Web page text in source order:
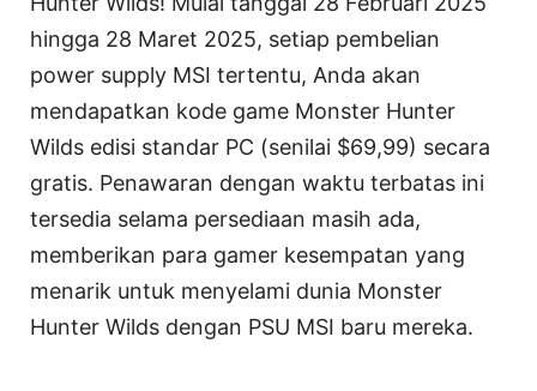
hingga 28 Maret 2025, setiap pembelian
power supply MSI tertentu, Anda akan
mendapatkan kode game Monster Hunter
Wilds edisi standar PC (senilai $69,99) secara
gratis. Penawaran dengan waktu terbatas ini
tersedia selama persediaan masih ada,
memberikan para gamer kesempatan yang
menarik untuk menyelami dunia Monster
Hunter Wilds dengan PSU MSI baru mereka.